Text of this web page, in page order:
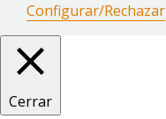
Configurar/Rechazar
Cerrar